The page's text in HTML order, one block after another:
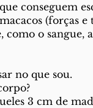
conseguem
(forças
como o sangue,
no que sou.
3 cm de